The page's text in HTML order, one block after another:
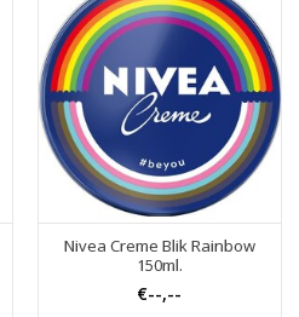
Nivea Creme Blik Rainbow
150ml.
€--,--